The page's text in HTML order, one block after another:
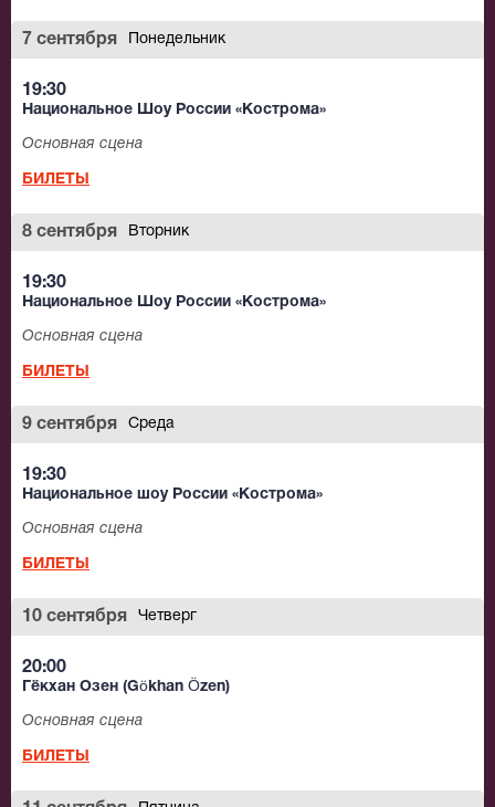
7 сентября Понедельник
19:30
Национальное Шоу России «Кострома»
Основная сцена
БИЛЕТЫ
8 сентября Вторник
19:30
Национальное Шоу России «Кострома»
Основная сцена
БИЛЕТЫ
9 сентября Среда
19:30
Национальное шоу России «Кострома»
Основная сцена
БИЛЕТЫ
10 сентября Четверг
20:00
Гёкхан Озен (Gökhan Özen)
Основная сцена
БИЛЕТЫ